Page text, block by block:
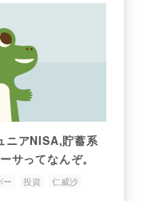
ニアNISA,貯蓄系
サってなんぞ。
ー 投資 仁威沙